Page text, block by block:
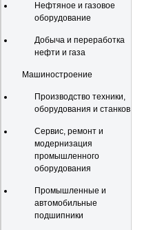
Нефтяное и газовое
оборудование
Добыча и переработка
нефти и газа
Машиностроение
Производство техники,
оборудования и станков
Сервис, ремонт и
модернизация
промышленного
оборудования
Промышленные и
автомобильные
подшипники